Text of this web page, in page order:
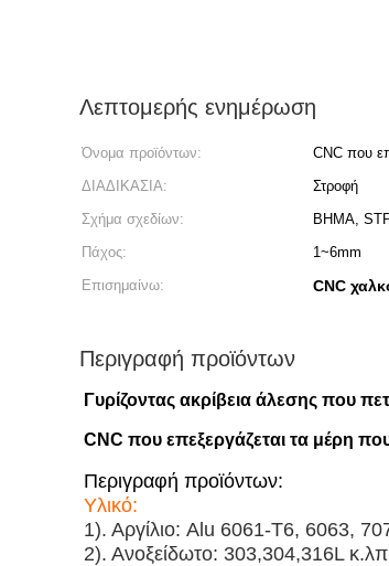
Λεπτομερής ενημέρωση
Όνομα προϊόντων: CNC που
ΔΙΑΔΙΚΑΣΙΑ:
Στροφή
Σχήμα σχεδίων:
ΒΗΜΑ,
Πάχος:
1~6mm
Επισημαίνω:
CNC
Περιγραφή προϊόντων
Γυρίζοντας ακρίβεια άλεσης που
CNC που επεξεργάζεται τα μέρη
Περιγραφή προϊόντων:
Υλικό:
1). Αργίλιο: Alu 6061-T6, 6063,
2). Ανοξείδωτο: 303,304,316L